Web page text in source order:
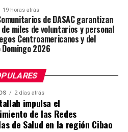
19 horas atrás
de DASAC garantizan
miles de voluntarios y personal
Centroamericanos y del
2026
2 días atrás
impulsa el
de las Redes
de Salud en la región Cibao